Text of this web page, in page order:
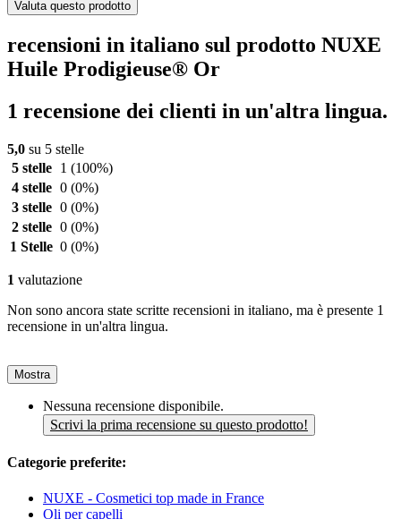
Valuta questo prodotto
recensioni in italiano sul prodotto NUXE
Huile Prodigieuse® Or
1 recensione dei clienti in un'altra lingua.
5,0 su 5 stelle
5 stelle
1 (100%)
4 stelle 0 (0%)
3 stelle 0 (0%)
2 stelle 0 (0%)
1 Stelle 0 (0%)
1 valutazione
Non sono ancora state scritte recensioni in italiano, ma è presente 1
recensione in un'altra lingua.
Mostra
Nessuna recensione disponibile.
Scrivi la prima recensione su questo prodotto!
Categorie preferite:
NUXE - Cosmetici top made in France
Oli per capelli